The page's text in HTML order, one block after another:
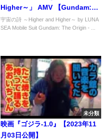
Higher～」 AMV 【Gundam:
The Origin】 Opening Theme
(Subtitles)
宇宙の詩 ～Higher and Higher～ by LUNA
SEA Mobile Suit Gundam: The Origin - ...
未分類
映画『ゴジラ-1.0』【2023年11
月03日公開】